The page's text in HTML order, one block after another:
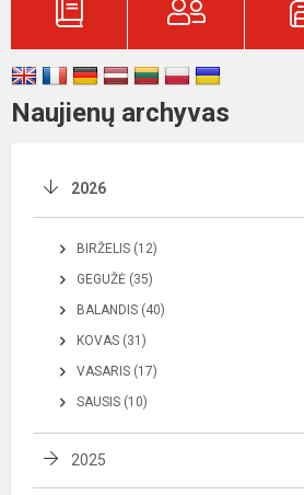
Naujienų archyvas
2026
BIRŽELIS (12)
GEGUŽĖ (35)
BALANDIS (40)
KOVAS (31)
VASARIS (17)
SAUSIS (10)
2025